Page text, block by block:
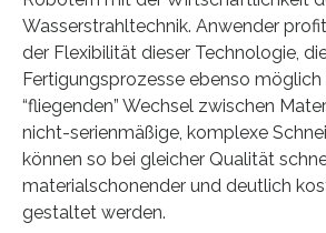
Wasserstrahltechnik. Anwender
der Flexibilität dieser Technologie,
Fertigungsprozesse ebenso
“fliegenden” Wechsel zwischen
nicht-serienmäßige, komplexe
können so bei gleicher Qualität
materialschonender und deutlich
gestaltet werden.